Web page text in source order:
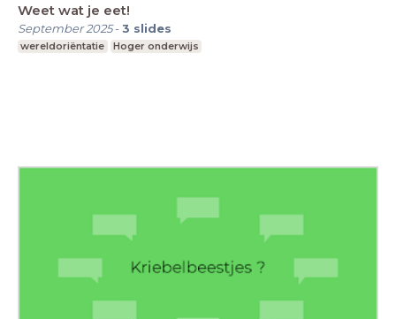
Weet wat je eet!
September 2025-3 slides
wereldoriëntatie Hoger onderwijs